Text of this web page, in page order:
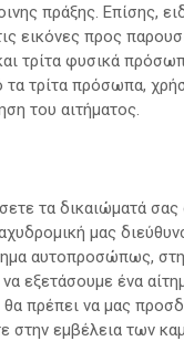
πράξης. Επίσης,
εικόνες προς
τρίτα φυσικά
τρίτα πρόσωπα,
του αιτήματος.
τα δικαιώματά σας
μας
αυτοπροσώπως,
εξετάσουμε ένα
θα πρέπει να μας
στην εμβέλεια των